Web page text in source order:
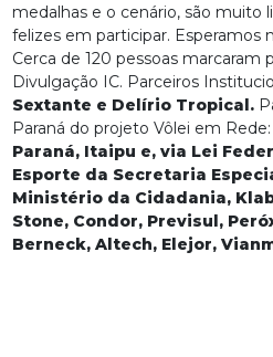
medalhas e o cenário, são muito
felizes em participar. Esperamos
Cerca de 120 pessoas marcaram
Divulgação IC. Parceiros
Sextante e Delírio Tropical.
Paraná do projeto Vôlei em Rede:
Paraná, Itaipu e, via Lei
Esporte da Secretaria
Ministério da Cidadania,
Stone, Condor, Previsul,
Berneck, Altech, Elejor,